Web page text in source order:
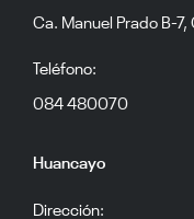
Ca. Manuel Prado B-
Teléfono:
084 480070
Huancayo
Dirección: